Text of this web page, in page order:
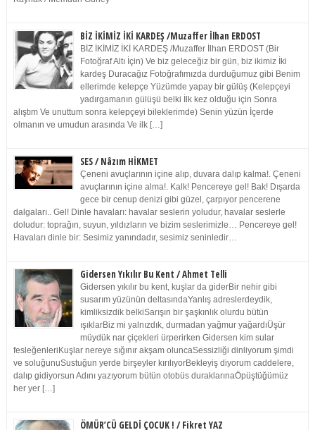
BİZ İKİMİZ İKİ KARDEŞ /Muzaffer İlhan ERDOST
BİZ İKİMİZ İKİ KARDEŞ /Muzaffer İlhan ERDOST (Bir
Fotoğraf Altı İçin) Ve biz geleceğiz bir gün, biz ikimiz İki
kardeş Duracağız Fotoğrafımızda durduğumuz gibi Benim
ellerimde kelepçe Yüzümde yapay bir gülüş (Kelepçeyi
yadırgamanın gülüşü belki İlk kez olduğu için Sonra
alıştım Ve unuttum sonra kelepçeyi bileklerimde) Senin yüzün İçerde
olmanın ve umudun arasında Ve ilk […]
SES / Nâzım HİKMET
Çeneni avuçlarının içine alıp, duvara dalıp kalma!. Çeneni
avuçlarının içine alma!. Kalk! Pencereye gel! Bak! Dışarda
gece bir cenup denizi gibi güzel, çarpıyor pencerene
dalgaları.. Gel! Dinle havaları: havalar seslerin yoludur, havalar seslerle
doludur: toprağın, suyun, yıldızların ve bizim seslerimizle… Pencereye gel!
Havaları dinle bir: Sesimiz yanındadır, sesimiz seninledir…
Gidersen Yıkılır Bu Kent / Ahmet Telli
Gidersen yıkılır bu kent, kuşlar da giderBir nehir gibi
susarım yüzünün deltasındaYanlış adreslerdeydik,
kimliksizdik belkiSarışın bir şaşkınlık olurdu bütün
ışıklarBiz mi yalnızdık, durmadan yağmur yağardıÜşür
müydük nar çiçekleri ürperirken Gidersen kim sular
fesleğenleriKuşlar nereye sığınır akşam oluncaSessizliği dinliyorum şimdi
ve soluğunuSustuğun yerde birşeyler kırılıyorBekleyiş diyorum caddelere,
dalıp gidiyorsun Adını yazıyorum bütün otobüs duraklarınaÖpüştüğümüz
her yer […]
ÖMÜR’CÜ GELDİ ÇOCUK ! / Fikret YAZ